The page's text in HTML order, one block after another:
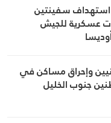
استهداف سفينتين
عسكرية للجيش
وإحراق مساكن في
جنوب الخليل